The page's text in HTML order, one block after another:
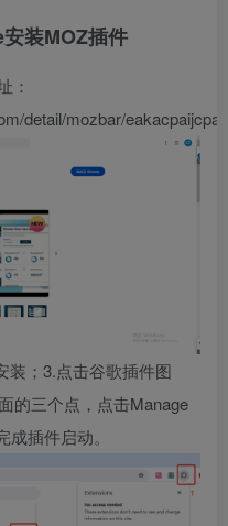
装MOZ插件
：
detail/mozbar/
装；3.点击谷歌插件图
的三个点，点击Manage
插件启动。